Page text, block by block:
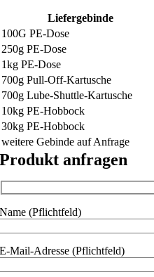
Liefergebinde
100G PE-Dose
250g PE-Dose
1kg PE-Dose
700g Pull-Off-Kartusche
700g Lube-Shuttle-Kartusche
10kg PE-Hobbock
30kg PE-Hobbock
weitere Gebinde auf Anfrage
Produkt anfragen
Name (Pflichtfeld)
E-Mail-Adresse (Pflichtfeld)